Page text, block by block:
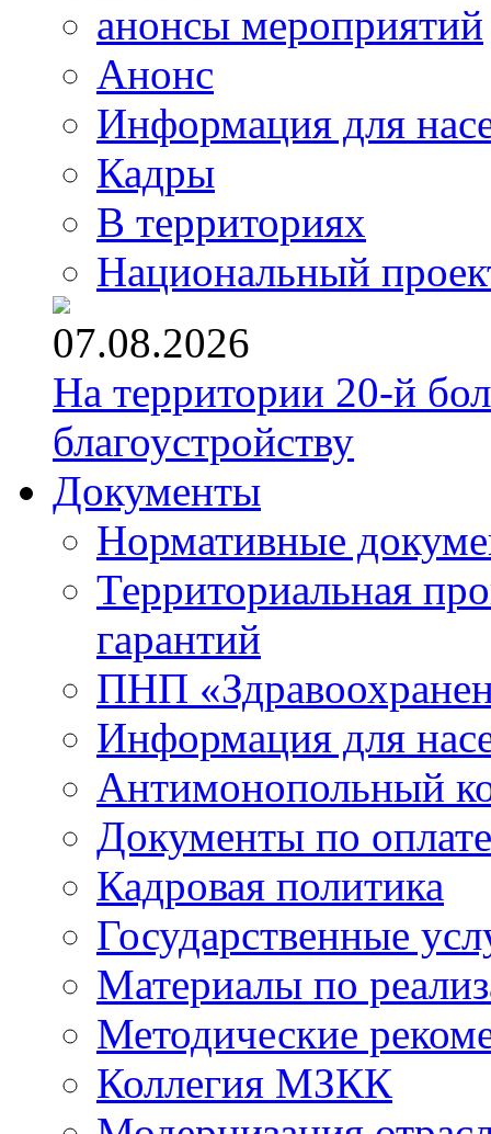
анонсы мероприятий
Анонс
Информация для
Кадры
В территориях
Национальный
07.08.2026
На территории 20-й
благоустройству
Документы
Нормативные
Территориальная
гарантий
ПНП
Информация для
Антимонопольный
Документы по
Кадровая политика
Государственные
Материалы по
Методические
Коллегия МЗКК